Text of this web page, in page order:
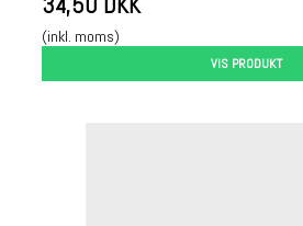
(inkl. moms)
VIS PRODUKT